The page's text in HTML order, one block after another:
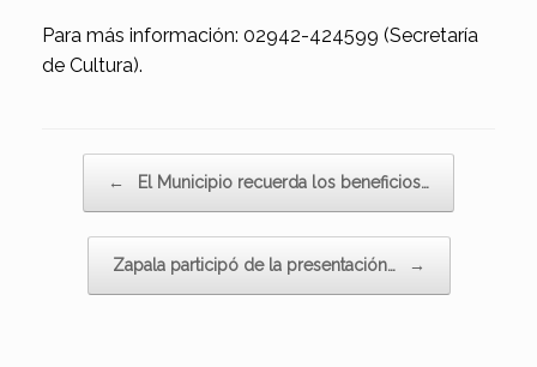
Para más información: 02942-424599 (Secretaría
de Cultura).
← El Municipio recuerda los beneficios…
Zapala participó de la presentación… →